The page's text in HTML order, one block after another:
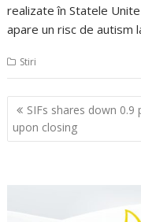
realizate în Statele
apare un risc de autism
Stiri
Navigare
în
articole
SIFs shares down 0.9
upon closing